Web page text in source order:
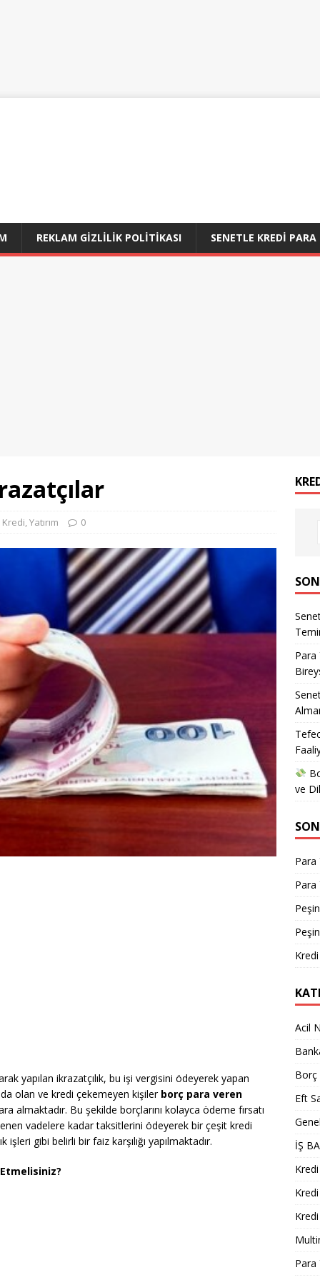
REKLAM GIZLILIK POLITIKASI SENETLE KREDI
Kredi,Yatırım 0
yapılan ikrazatçılık, bu işi vergisini ödeyerek yapan
olan ve kredi çekemeyen kişiler borç para veren
almaktadır. Bu şekilde borçlarını kolayca ödeme fırsatı
vadelere kadar taksitlerini ödeyerek bir çeşit kredi
gibi belirli bir faiz karşılığı yapılmaktadır.
Para
ve
Para
Para
Acil
Borç
Eft
İŞ
Kredi
Para